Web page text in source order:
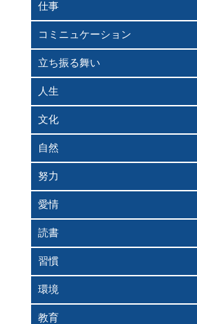
仕事
コミニュケーション
立ち振る舞い
人生
文化
自然
努力
愛情
読書
習慣
環境
教育